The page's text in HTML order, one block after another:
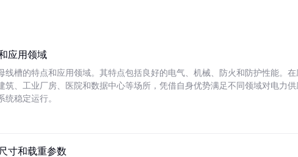
应用领域
线槽的特点和应用领域。其特点包括良好的电气、机械、防火和防护性能。在
筑、工业厂房、医院和数据中心等场所，凭借自身优势满足不同领域对电力供
统稳定运行。
寸和载重参数